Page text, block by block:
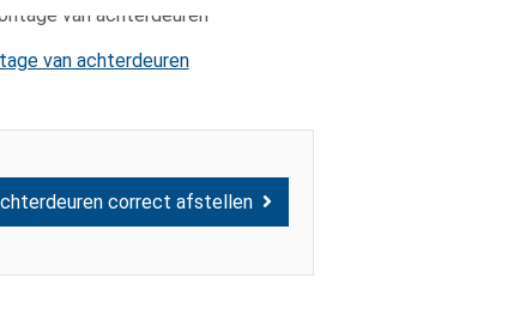
van achterdeuren
correct afstellen